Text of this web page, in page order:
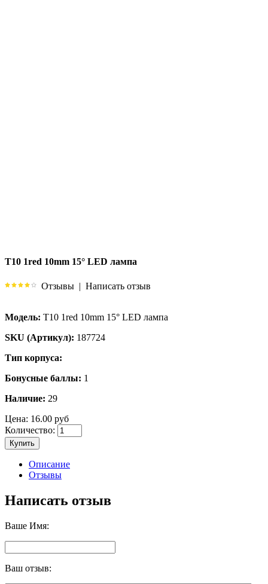
T10 1red 10mm 15° LED лампа
Отзывы | Написать отзыв
Модель: T10 1red 10mm 15° LED лампа
SKU (Артикул): 187724
Тип корпуса:
Бонусные баллы: 1
Наличие: 29
Цена: 16.00 руб
Количество:
Купить
Описание
Отзывы
Написать отзыв
Ваше Имя:
Ваш отзыв: